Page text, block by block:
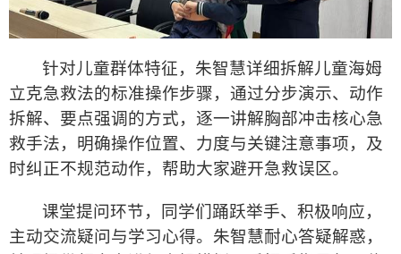
针对儿童群体特征，朱智慧详细拆解儿童海姆
立克急救法的标准操作步骤，通过分步演示、动作
拆解、要点强调的方式，逐一讲解胸部冲击核心急
救手法，明确操作位置、力度与关键注意事项，及
时纠正不规范动作，帮助大家避开急救误区。
课堂提问环节，同学们踊跃举手、积极响应，
主动交流疑问与学习心得。朱智慧耐心答疑解惑，